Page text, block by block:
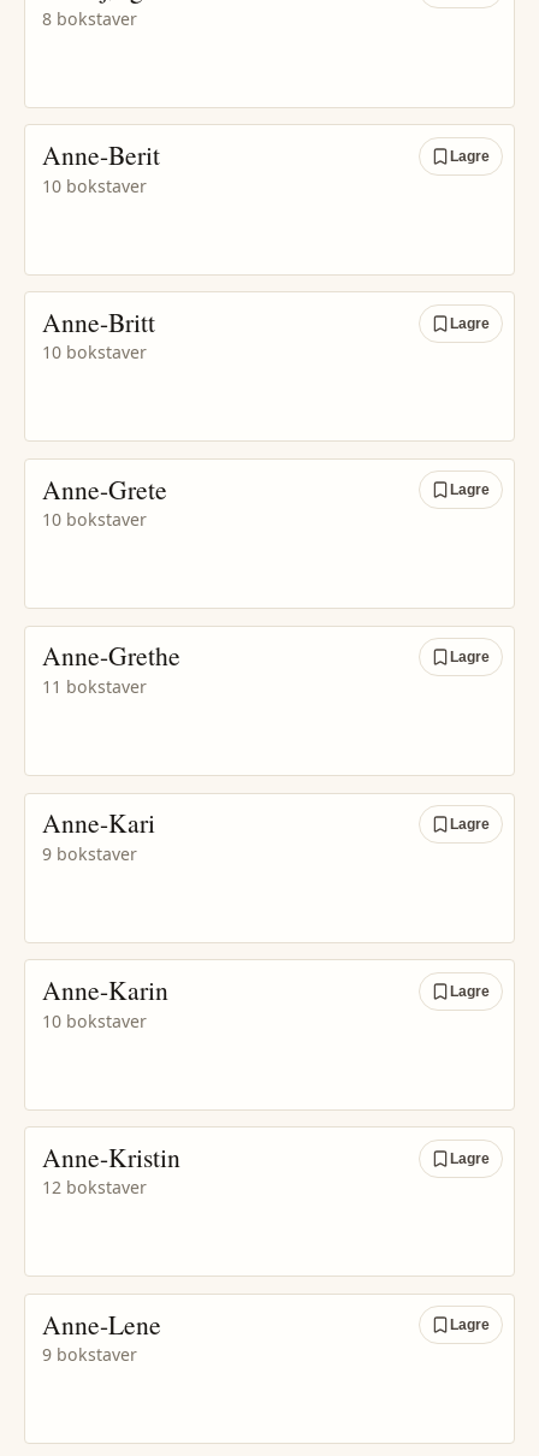
8 bokstaver
Anne-Berit
10 bokstaver
Lagre
Anne-Britt
10 bokstaver
Lagre
Anne-Grete
10 bokstaver
Lagre
Anne-Grethe
11 bokstaver
Lagre
Anne-Kari
9 bokstaver
Lagre
Anne-Karin
10 bokstaver
Lagre
Anne-Kristin
12 bokstaver
Lagre
Anne-Lene
9 bokstaver
Lagre